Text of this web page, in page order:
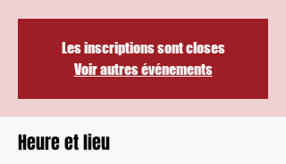
Les inscriptions sont closes
Voir autres événements
Heure et lieu